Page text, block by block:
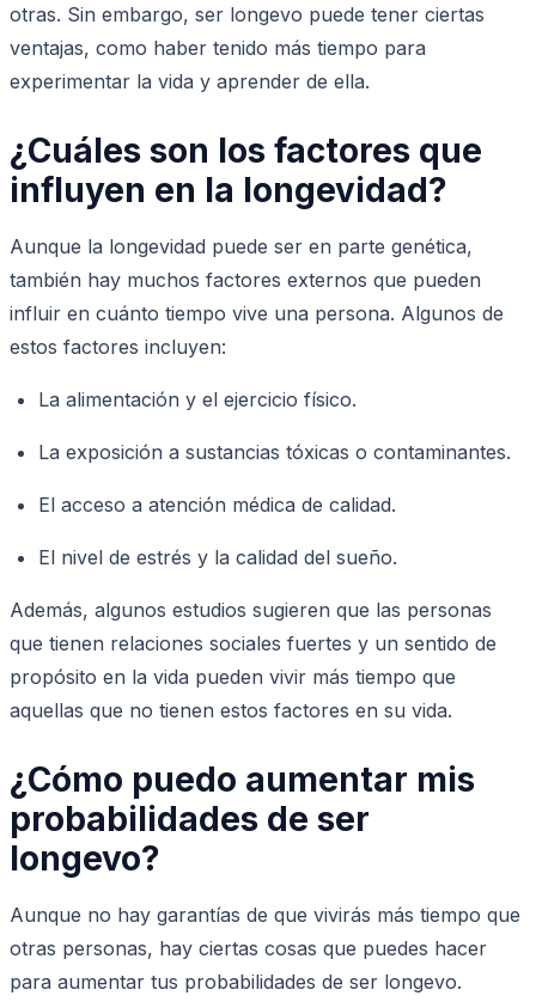
otras. Sin embargo, ser longevo puede tener ciertas
ventajas, como haber tenido más tiempo para
experimentar la vida y aprender de ella.
¿Cuáles son los factores que
influyen en la longevidad?
Aunque la longevidad puede ser en parte genética,
también hay muchos factores externos que pueden
influir en cuánto tiempo vive una persona. Algunos de
estos factores incluyen:
La alimentación y el ejercicio físico.
La exposición a sustancias tóxicas o contaminantes.
El acceso a atención médica de calidad.
El nivel de estrés y la calidad del sueño.
Además, algunos estudios sugieren que las personas
que tienen relaciones sociales fuertes y un sentido de
propósito en la vida pueden vivir más tiempo que
aquellas que no tienen estos factores en su vida.
¿Cómo puedo aumentar mis
probabilidades de ser
longevo?
Aunque no hay garantías de que vivirás más tiempo que
otras personas, hay ciertas cosas que puedes hacer
para aumentar tus probabilidades de ser longevo.